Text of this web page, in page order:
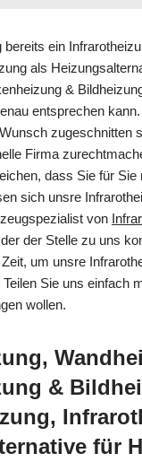
bereits ein
als
&
entsprechen
zugeschnitten
Firma
dass Sie für Sie
sich unsre
von
der Stelle zu uns
um unsre
Sie uns einfach
wollen.
&
für